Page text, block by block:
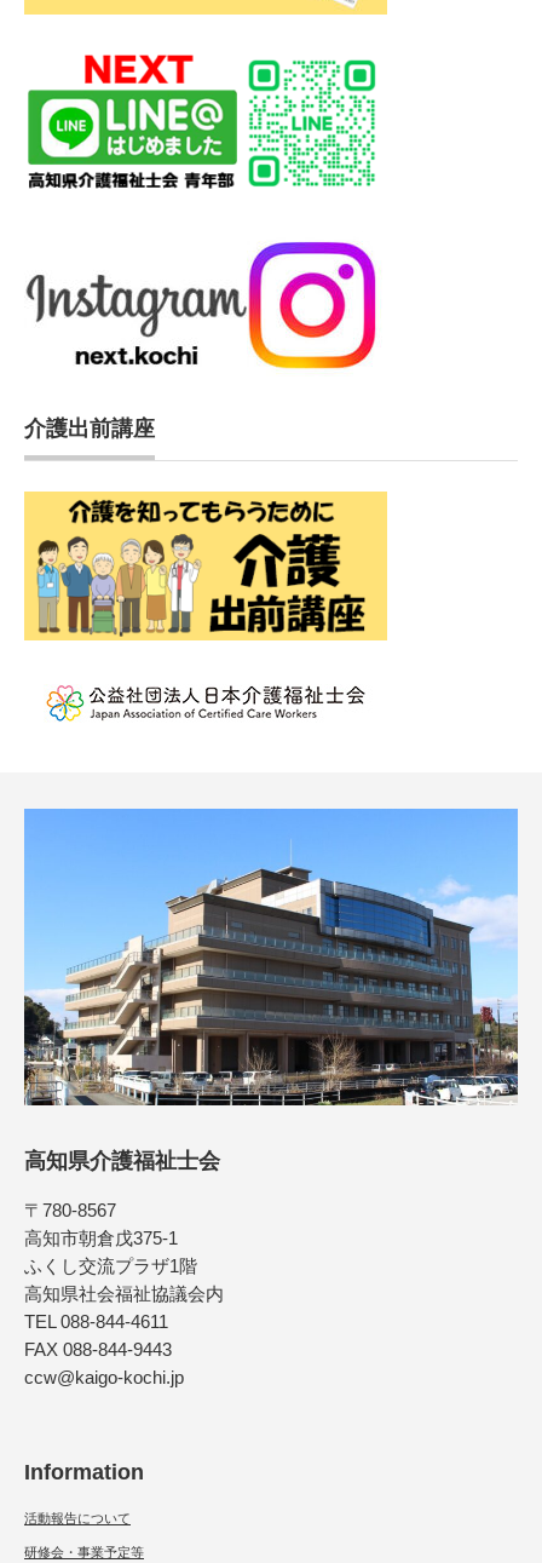
介護出前講座
高知県介護福祉士会
〒780-8567
高知市朝倉戊375-1
ふくし交流プラザ1階
高知県社会福祉協議会内
TEL 088-844-4611
FAX 088-844-9443
ccw@kaigo-kochi.jp
Information
活動報告について
研修会・事業予定等